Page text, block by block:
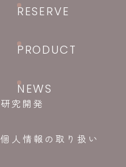
RESERVE
PRODUCT
NEWS
研究開発
個人情報の取り扱い